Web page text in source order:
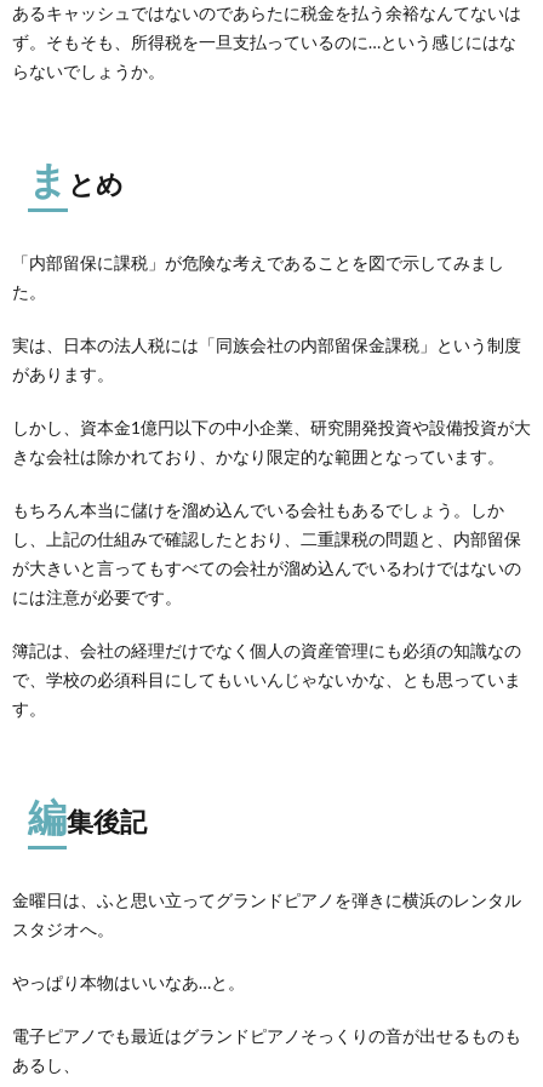
あるキャッシュではないのであらたに税金を払う余裕なんてないは
ず。そもそも、所得税を一旦支払っているのに…という感じにはな
らないでしょうか。
ま とめ
「内部留保に課税」が危険な考えであることを図で示してみまし
た。
実は、日本の法人税には「同族会社の内部留保金課税」という制度
があります。
しかし、資本金1億円以下の中小企業、研究開発投資や設備投資が大
きな会社は除かれており、かなり限定的な範囲となっています。
もちろん本当に儲けを溜め込んでいる会社もあるでしょう。しか
し、上記の仕組みで確認したとおり、二重課税の問題と、内部留保
が大きいと言ってもすべての会社が溜め込んでいるわけではないの
には注意が必要です。
簿記は、会社の経理だけでなく個人の資産管理にも必須の知識なの
で、学校の必須科目にしてもいいんじゃないかな、とも思っていま
す。
編集後記
金曜日は、ふと思い立ってグランドピアノを弾きに横浜のレンタル
スタジオへ。
やっぱり本物はいいなあ…と。
電子ピアノでも最近はグランドピアノそっくりの音が出せるものも
あるし、